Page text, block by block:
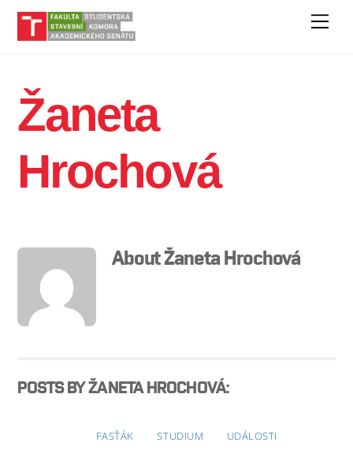
Skip
Žaneta
Hrochová
AboutŽaneta Hrochová
POSTS BY ŽANETA HROCHOVÁ:
FASŤÁK STUDIUM UDÁLOSTI